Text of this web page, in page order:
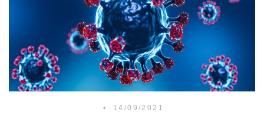
• 14/09/2021